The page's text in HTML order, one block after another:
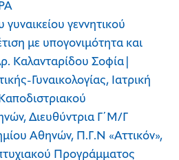
γεννητικού
με υπογονιμότητα και
Καλανταρίδου Σοφία|
Γυναικολογίας, Ιατρική
Διευθύντρια Γ΄Μ/Γ
Αθηνών, Π.Γ.Ν «Αττικόν»,
Προγράμματος